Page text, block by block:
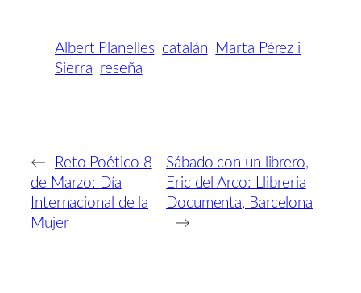
Albert Planelles catalán
Marta Pérez i
Sierra reseña
←
Reto Poético 8
de Marzo: Día
Internacional de la
Mujer
Sábado con un librero,
Eric del Arco: Llibreria
Documenta, Barcelona
→